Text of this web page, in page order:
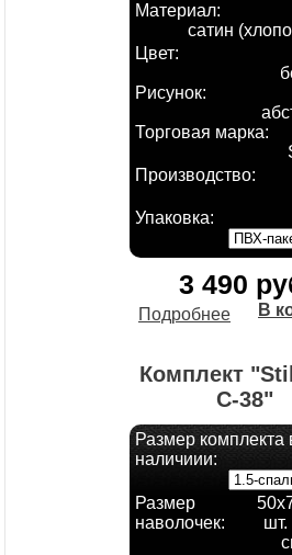
Материал:
сатин
Цвет:
Рисунок:
Торговая марка:
Производство:
Упаковка:
3 490
Подробнее В
Комплект
C-38"
Размер комплекта
наличиии:
Размер
наволочек:
шт.